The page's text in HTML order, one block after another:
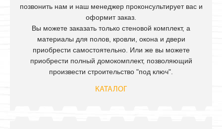
Павильоны
позвонить нам и наш менеджер проконсультирует вас и
оформит заказ.
Вы можете заказать только стеновой комплект, а
материалы для полов, кровли, окона и двери
приобрести самостоятельно. Или же вы можете
приобрести полный домокомплект, позволяющий
произвести строительство "под ключ".
КАТАЛОГ